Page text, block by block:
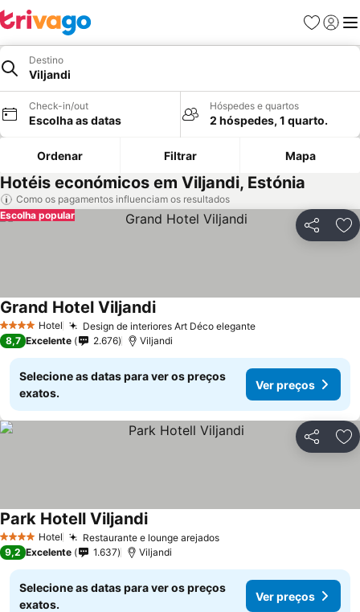
Favoritos
Iniciar
Destino
Viljandi
Check-in/out
Escolha as datas
Hóspedes e quartos
2 hóspedes, 1 quarto.
Ordenar Filtrar Mapa
Hotéis económicos em Viljandi, Estónia
Como os pagamentos influenciam os resultados
Partilhar
Escolha popular
4 EstrelasHotel Design de interiores Art Déco elegante
Grand Hotel Viljandi
8,7 Excelente 2.676 Viljandi
Selecione as datas para ver os preços
exatos.
Ver preços
Partilhar
4 EstrelasHotel Restaurante e lounge arejados
Park Hotell Viljandi
9,2 Excelente 1.637 Viljandi
Selecione as datas para ver os preços
exatos.
Ver preços